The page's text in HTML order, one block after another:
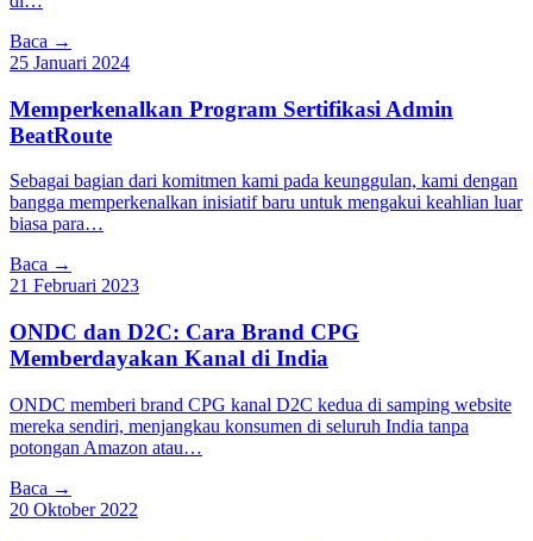
Baca →
25 Januari 2024
Memperkenalkan Program Sertifikasi Admin
BeatRoute
Sebagai bagian dari komitmen kami pada keunggulan, kami dengan
bangga memperkenalkan inisiatif baru untuk mengakui keahlian luar
biasa para…
Baca →
21 Februari 2023
ONDC dan D2C: Cara Brand CPG
Memberdayakan Kanal di India
ONDC memberi brand CPG kanal D2C kedua di samping website
mereka sendiri, menjangkau konsumen di seluruh India tanpa
potongan Amazon atau…
Baca →
20 Oktober 2022